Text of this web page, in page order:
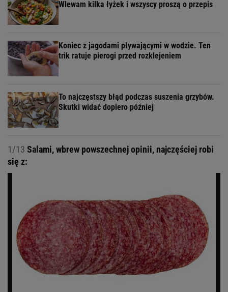
Wlewam kilka łyżek i wszyscy proszą o przepis
Koniec z jagodami pływającymi w wodzie. Ten
trik ratuje pierogi przed rozklejeniem
To najczęstszy błąd podczas suszenia grzybów.
Skutki widać dopiero później
1/13 Salami, wbrew powszechnej opinii, najczęściej robi
się z: